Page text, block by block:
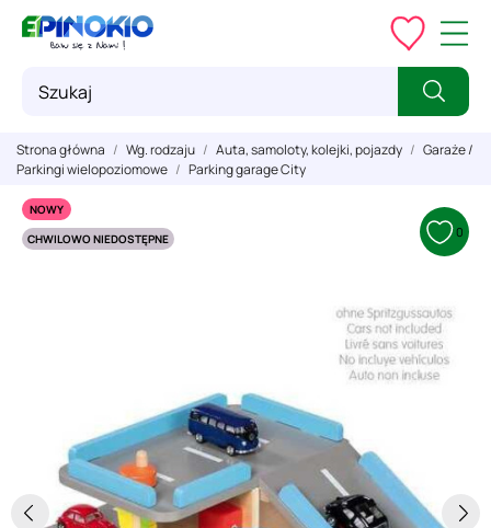
Strona główna Wg. rodzaju Auta, samoloty, kolejki, pojazdy
Garaże /
Parkingi wielopoziomowe
Parking garage City
NOWY
CHWILOWO NIEDOSTĘPNE
0